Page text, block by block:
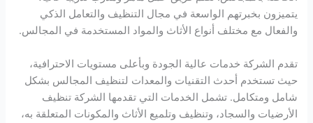
يتميزون بخبرتهم الواسعة في مجال التنظيف والتعامل الذكي
والفعال مع مختلف أنواع الأثاث والمواد المستخدمة في المجالس.
تقدم الشركة خدمات عالية الجودة وبأعلى مستويات الاحترافية،
حيث تستخدم أحدث التقنيات والمعدات لتنظيف المجالس بشكل
شامل ومتكامل. تشمل الخدمات التي تقدمها الشركة تنظيف
الأرضيات والسجاد، وتنظيف وتلميع الأثاث والمكونات المتعلقة به،